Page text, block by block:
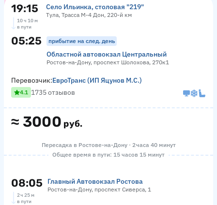
19:15 Село Ильинка, столовая "219"
Тула, Трасса М-4 Дон, 220-й км
10 ч 10 м
в пути
05:25 прибытие на след. день
Областной автовокзал Центральный
Ростов-на-Дону, проспект Шолохова, 270к1
≈ 3000 руб.
Перевозчик:ЕвроТранс (ИП Яцунов М.С.)
4.1 1735 отзывов
Пересадка в Ростове-на-Дону · 2 часа 40 минут
Общее время в пути: 15 часов 15 минут
08:05 Главный Автовокзал Ростова
Ростов-на-Дону, проспект Сиверса, 1
2 ч 25 м
в пути